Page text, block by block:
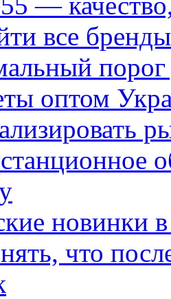
все
порог
оптом
новинки
что